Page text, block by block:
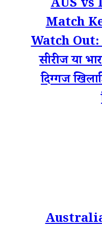
AUS vs
Match
Watch Out:
सीरीज या
दिग्गज